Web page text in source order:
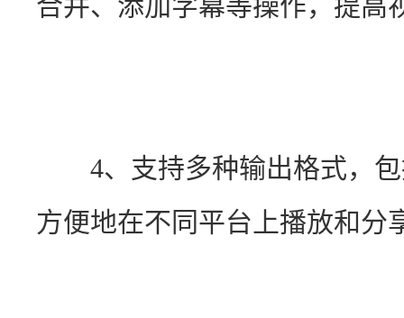
4、支持多种输出格式，包
方便地在不同平台上播放和分